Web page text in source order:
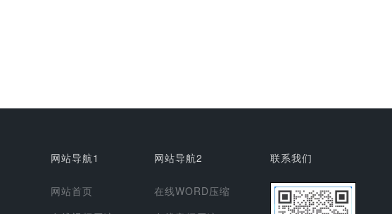
网站导航1
网站首页
网站导航2
在线WORD压缩
联系我们